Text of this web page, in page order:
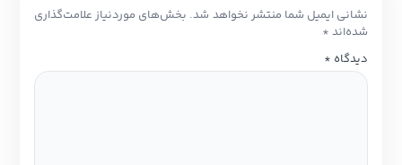
نشانی ایمیل شما منتشر نخواهد شد. بخش‌های موردنیاز علامت‌گذاری
شده‌اند*
دیدگاه*